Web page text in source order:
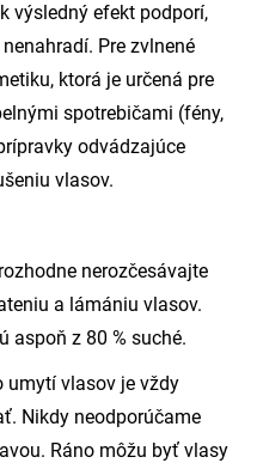
výsledný efekt podporí,
Pre zvlnené
ktorá je určená pre
spotrebičami (fény,
odvádzajúce
vlasov.
nerozčesávajte
a lámániu vlasov.
aspoň z 80 % suché.
umytí vlasov je vždy
Nikdy neodporúčame
Ráno môžu byť vlasy